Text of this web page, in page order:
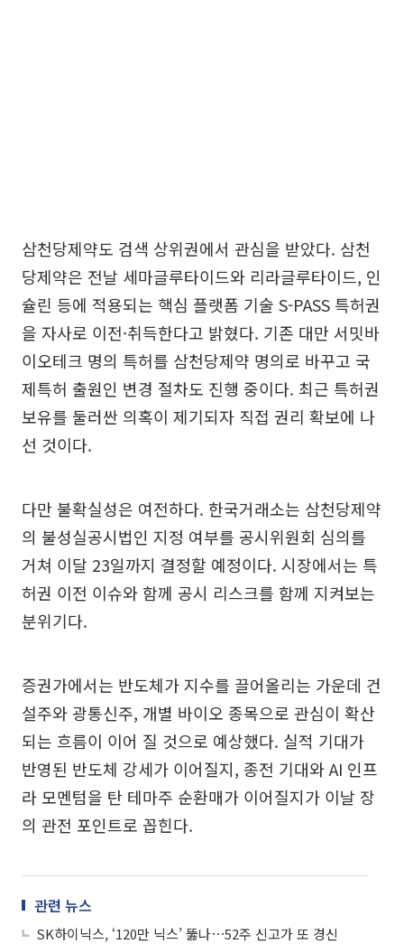
삼천당제약도 검색 상위권에서 관심을 받았다. 삼천
당제약은 전날 세마글루타이드와 리라글루타이드, 인
슐린 등에 적용되는 핵심 플랫폼 기술 S-PASS 특허권
을 자사로 이전·취득한다고 밝혔다. 기존 대만 서밋바
이오테크 명의 특허를 삼천당제약 명의로 바꾸고 국
제특허 출원인 변경 절차도 진행 중이다. 최근 특허권
보유를 둘러싼 의혹이 제기되자 직접 권리 확보에 나
선 것이다.
다만 불확실성은 여전하다. 한국거래소는 삼천당제약
의 불성실공시법인 지정 여부를 공시위원회 심의를
거쳐 이달 23일까지 결정할 예정이다. 시장에서는 특
허권 이전 이슈와 함께 공시 리스크를 함께 지켜보는
분위기다.
증권가에서는 반도체가 지수를 끌어올리는 가운데 건
설주와 광통신주, 개별 바이오 종목으로 관심이 확산
되는 흐름이 이어 질 것으로 예상했다. 실적 기대가
반영된 반도체 강세가 이어질지, 종전 기대와 AI 인프
라 모멘텀을 탄 테마주 순환매가 이어질지가 이날 장
의 관전 포인트로 꼽힌다.
관련 뉴스
SK하이닉스, ‘120만 닉스’ 뚫나⋯52주 신고가 또 경신